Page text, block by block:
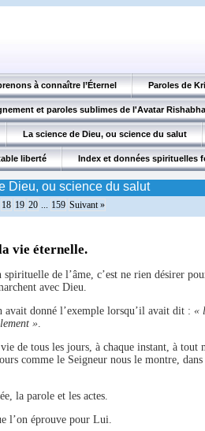
Dieu, ou science du salut
18 19 20 ... 159 Suivant »
vie éternelle.
de l’âme, c’est ne rien désirer
avec Dieu.
avait donné l’exemple lorsqu’il avait dit : «
».
de tous les jours, à chaque instant, à tout
comme le Seigneur nous le montre,
la parole et les actes.
l’on éprouve pour Lui.
à connaître l’Éternel Paroles de
et paroles sublimes de l'Avatar
La science de Dieu, ou science du salut
liberté Index et données spirituelles